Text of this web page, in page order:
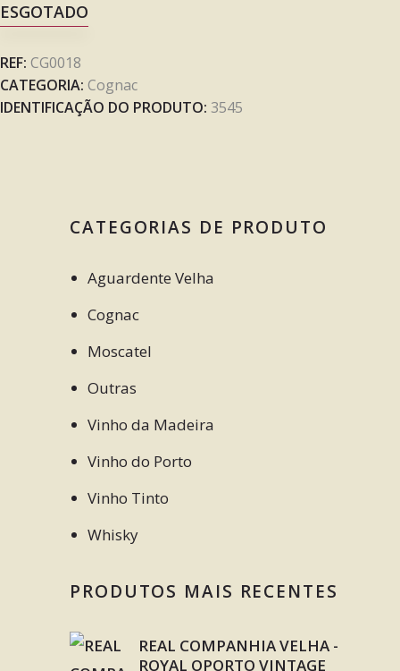
ESGOTADO
REF: CG0018
CATEGORIA: Cognac
IDENTIFICAÇÃO DO PRODUTO: 3545
CATEGORIAS DE PRODUTO
Aguardente Velha
Cognac
Moscatel
Outras
Vinho da Madeira
Vinho do Porto
Vinho Tinto
Whisky
PRODUTOS MAIS RECENTES
REAL COMPANHIA VELHA -
ROYAL OPORTO VINTAGE